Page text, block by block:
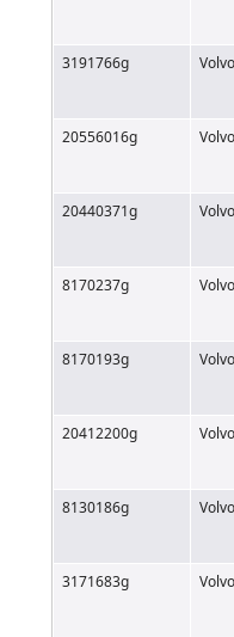
3191766g
20556016g
20440371g
8170237g
8170193g
20412200g
8130186g
3171683g